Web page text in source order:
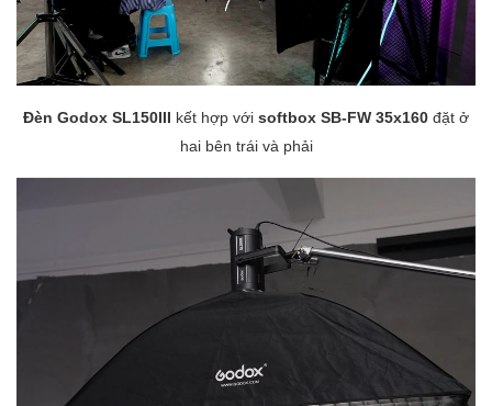
Đèn Godox SL150III kết hợp với softbox SB-FW 35x160 đặt ở
hai bên trái và phải